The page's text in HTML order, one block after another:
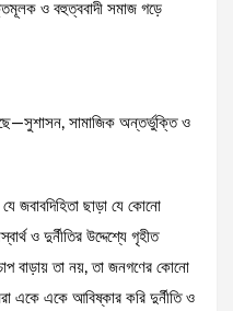
ও বহুত্ববাদী সমাজ গড়ে
সামাজিক অন্তর্ভুক্তি ও
জবাবদিহিতা ছাড়া যে কোনো
ও দুর্নীতির উদ্দেশ্যে গৃহীত
বাড়ায় তা নয়, তা জনগণের কোনো
একে একে আবিষ্কার করি দুর্নীতি ও